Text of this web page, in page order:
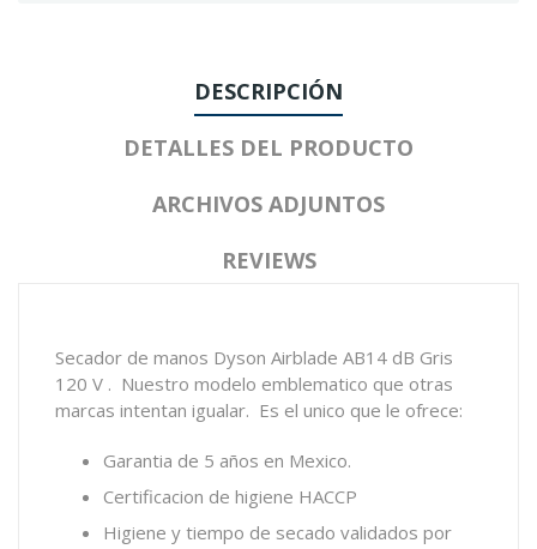
DESCRIPCIÓN
DETALLES DEL PRODUCTO
ARCHIVOS ADJUNTOS
REVIEWS
Secador de manos Dyson Airblade AB14 dB Gris
120 V . Nuestro modelo emblematico que otras
marcas intentan igualar. Es el unico que le ofrece:
Garantia de 5 años en Mexico.
Certificacion de higiene HACCP
Higiene y tiempo de secado validados por